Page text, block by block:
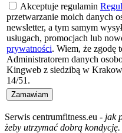
Akceptuje regulamin
przetwarzanie moich danych
newsletter, a tym samym
usługach, promocjach lub
prywatności. Wiem, że zgodę
Administratorem danych
Kingweb z siedzibą w
14/51.
Serwis centrumfitness.eu - jak
żeby utrzymać dobrą kondycję.